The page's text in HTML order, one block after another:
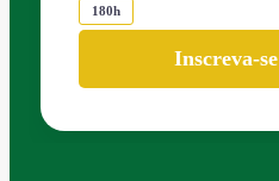
180h
Inscreva-se